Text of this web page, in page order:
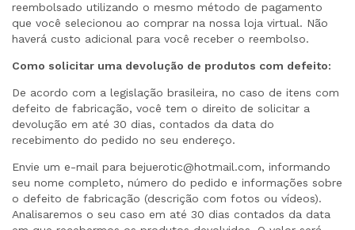
reembolsado utilizando o mesmo método de pagamento
que você selecionou ao comprar na nossa loja virtual. Não
haverá custo adicional para você receber o reembolso.
Como solicitar uma devolução de produtos com defeito:
De acordo com a legislação brasileira, no caso de itens com
defeito de fabricação, você tem o direito de solicitar a
devolução em até 30 dias, contados da data do
recebimento do pedido no seu endereço.
Envie um e-mail para bejuerotic@hotmail.com, informando
seu nome completo, número do pedido e informações sobre
o defeito de fabricação (descrição com fotos ou vídeos).
Analisaremos o seu caso em até 30 dias contados da data